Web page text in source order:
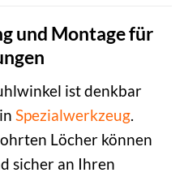
und Montage für
ist denkbar
Spezialwerkzeug.
Löcher können
sicher an Ihren